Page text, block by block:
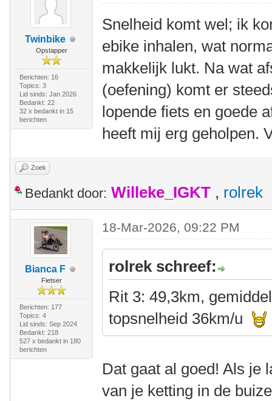
Twinbike
Opstapper
Berichten: 16
Topics: 3
Lid sinds: Jan 2026
Bedankt: 22
32 x bedankt in 15
berichten
Snelheid komt wel; ik
ebike inhalen, wat
makkelijk lukt. Na wat
(oefening) komt er
lopende fiets en goede
heeft mij erg geholpen.
Zoek
Bedankt door: Willeke_IGKT , rolrek
Bianca F
Fietser
Berichten: 177
Topics: 4
Lid sinds: Sep 2024
Bedankt: 218
527 x bedankt in 180
berichten
18-Mar-2026, 09:22 PM
rolrek schreef:
Rit 3: 49,3km,
topsnelheid 36km/u
Dat gaat al goed! Als je
van je ketting in de